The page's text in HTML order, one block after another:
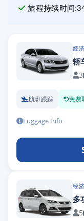
旅程持续时间:
经
轿
3
航班跟踪 免费
Luggage Info
经
多
5